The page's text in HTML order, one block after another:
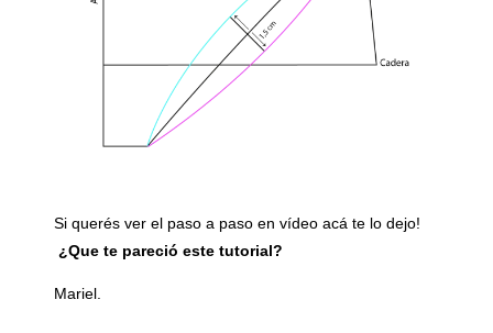
Si querés ver el paso a paso en vídeo acá te lo dejo!
¿Que te pareció este tutorial?
Mariel.